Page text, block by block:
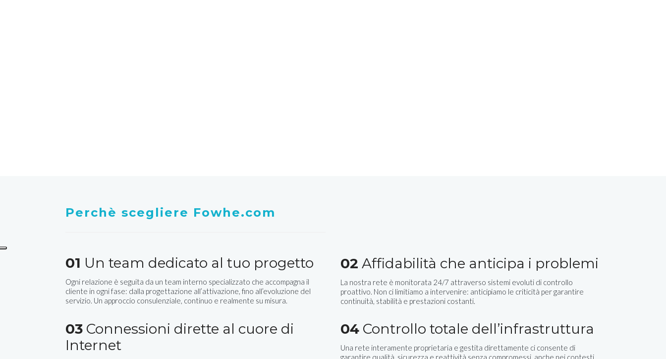
Perchè scegliere Fowhe.com
01 Un team dedicato al tuo progetto
Ogni relazione è seguita da un team interno specializzato che accompagna il
cliente in ogni fase: dalla progettazione all’attivazione, fino all’evoluzione del
servizio. Un approccio consulenziale, continuo e realmente su misura.
02 Affidabilità che anticipa i problemi
La nostra rete è monitorata 24/7 attraverso sistemi evoluti di controllo
proattivo. Non ci limitiamo a intervenire: anticipiamo le criticità per garantire
continuità, stabilità e prestazioni costanti.
03 Connessioni dirette al cuore di
Internet
04 Controllo totale dell’infrastruttura
Una rete interamente proprietaria e gestita direttamente ci consente di
garantire qualità, sicurezza e reattività senza compromessi, anche nei contesti